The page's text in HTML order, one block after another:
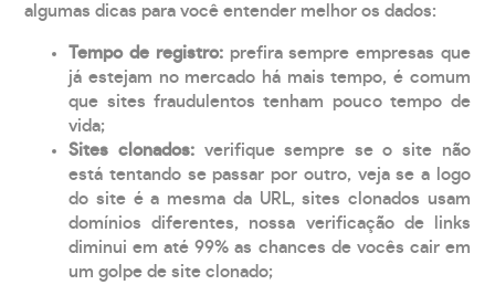
algumas dicas para você entender melhor os dados:
Tempo de registro: prefira sempre empresas que
já estejam no mercado há mais tempo, é comum
que sites fraudulentos tenham pouco tempo de
vida;
Sites clonados: verifique sempre se o site não
está tentando se passar por outro, veja se a logo
do site é a mesma da URL, sites clonados usam
domínios diferentes, nossa verificação de links
diminui em até 99% as chances de vocês cair em
um golpe de site clonado;